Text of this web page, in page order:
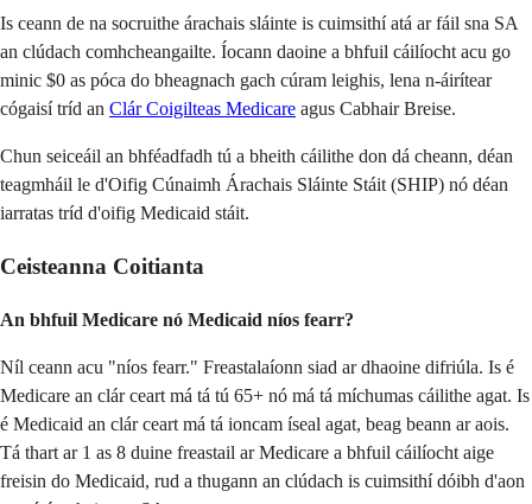
Is ceann de na socruithe árachais sláinte is cuimsithí atá ar fáil sna SA
an clúdach comhcheangailte. Íocann daoine a bhfuil cáilíocht acu go
minic $0 as póca do bheagnach gach cúram leighis, lena n-áirítear
cógaisí tríd an Clár Coigilteas Medicare agus Cabhair Breise.
Chun seiceáil an bhféadfadh tú a bheith cáilithe don dá cheann, déan
teagmháil le d'Oifig Cúnaimh Árachais Sláinte Stáit (SHIP) nó déan
iarratas tríd d'oifig Medicaid stáit.
Ceisteanna Coitianta
An bhfuil Medicare nó Medicaid níos fearr?
Níl ceann acu "níos fearr." Freastalaíonn siad ar dhaoine difriúla. Is é
Medicare an clár ceart má tá tú 65+ nó má tá míchumas cáilithe agat. Is
é Medicaid an clár ceart má tá ioncam íseal agat, beag beann ar aois.
Tá thart ar 1 as 8 duine freastail ar Medicare a bhfuil cáilíocht aige
freisin do Medicaid, rud a thugann an clúdach is cuimsithí dóibh d'aon